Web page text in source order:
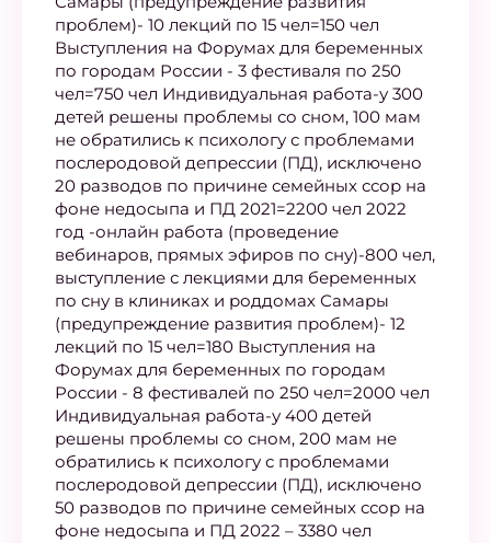
проблем)- 10 лекций по 15 чел=150 чел
Выступления на Форумах для беременных
по городам России - 3 фестиваля по 250
чел=750 чел Индивидуальная работа-у 300
детей решены проблемы со сном, 100 мам
не обратились к психологу с проблемами
послеродовой депрессии (ПД), исключено
20 разводов по причине семейных ссор на
фоне недосыпа и ПД 2021=2200 чел 2022
год -онлайн работа (проведение
вебинаров, прямых эфиров по сну)-800 чел,
выступление с лекциями для беременных
по сну в клиниках и роддомах Самары
(предупреждение развития проблем)- 12
лекций по 15 чел=180 Выступления на
Форумах для беременных по городам
России - 8 фестивалей по 250 чел=2000 чел
Индивидуальная работа-у 400 детей
решены проблемы со сном, 200 мам не
обратились к психологу с проблемами
послеродовой депрессии (ПД), исключено
50 разводов по причине семейных ссор на
фоне недосыпа и ПД 2022 – 3380 чел